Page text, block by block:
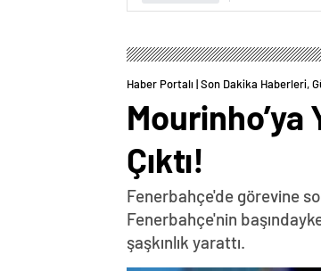
Haber Portalı | Son Dakika Haberleri,
Çıktı!
Fenerbahçe'de görevine
Fenerbahçe'nin
şaşkınlık yarattı.